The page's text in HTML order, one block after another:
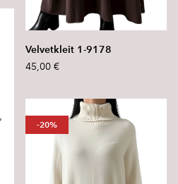
Velvetkleit 1-9178
45,00 €
-20%